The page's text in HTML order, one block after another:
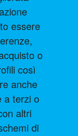
essere
o
così
anche
a terzi o
altri
di